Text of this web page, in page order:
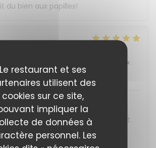
Le restaurant et ses
utilisent des
cookies sur ce site,
impliquer la
de données à
personnel. Les
du bien aux papilles!
Qualité / Prix :
réconcilier avec vos papilles car
bouffe alors foncez direct au Reflet.
sympathique se fera une joie de
les délicieux plats concoctés avec